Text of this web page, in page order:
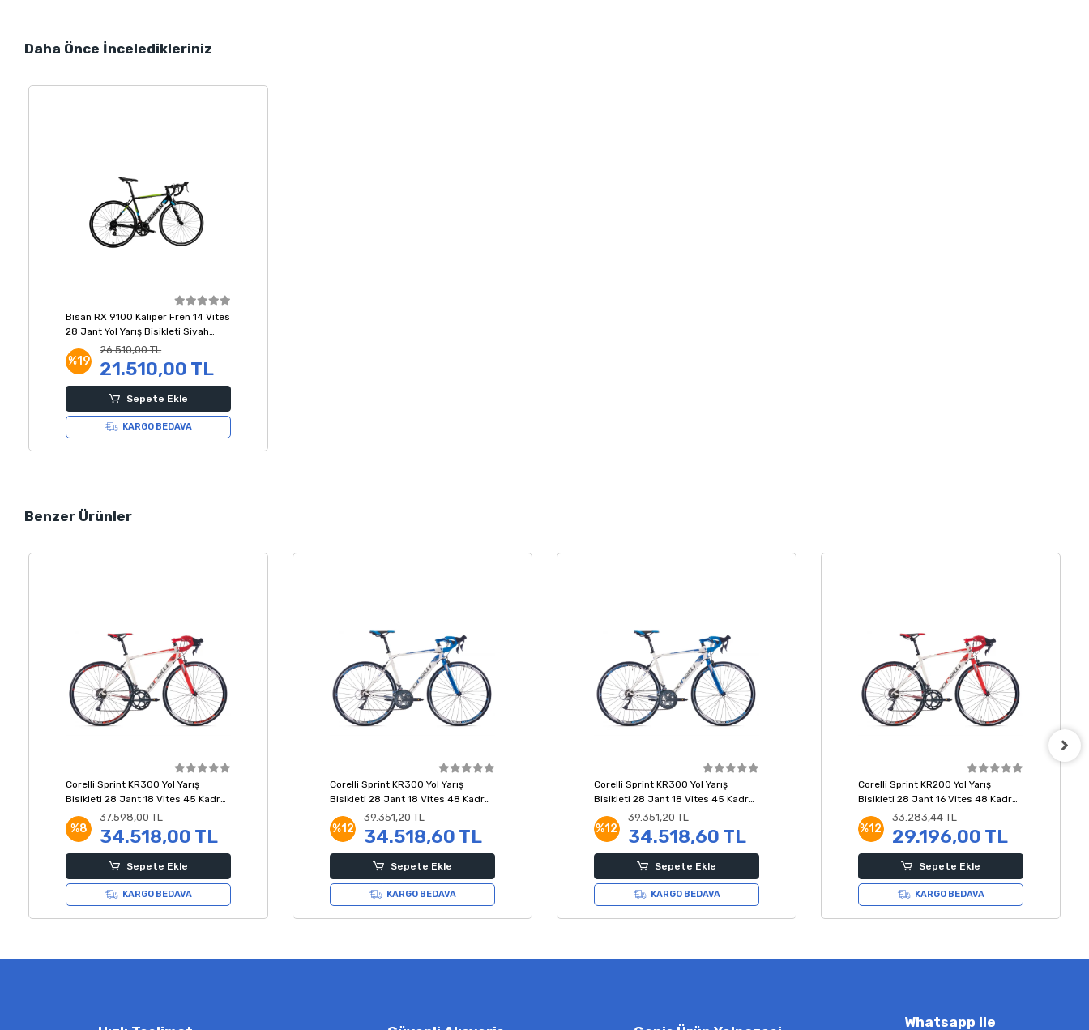
Daha Önce İnceledikleriniz
Bisan RX 9100 Kaliper Fren 14 Vites
28 Jant Yol Yarış Bisikleti Siyah
Yeşil Mavi 51 Kadro
%19
26.510,00 TL
21.510,00 TL
Sepete Ekle
KARGO BEDAVA
Benzer Ürünler
Corelli Sprint KR300 Yol Yarış
Bisikleti 28 Jant 18 Vites 45 Kadro
Beyaz Kırmızı
%8
37.598,00 TL
34.518,00 TL
Sepete Ekle
KARGO BEDAVA
Corelli Sprint KR300 Yol Yarış
Bisikleti 28 Jant 18 Vites 48 Kadro
Beyaz Mavi Gri
%12
39.351,20 TL
34.518,60 TL
Sepete Ekle
KARGO BEDAVA
Corelli Sprint KR300 Yol Yarış
Bisikleti 28 Jant 18 Vites 45 Kadro
Beyaz Mavi Gri
%12
39.351,20 TL
34.518,60 TL
Sepete Ekle
KARGO BEDAVA
Corelli Sprint KR200 Yol Yarış
Bisikleti 28 Jant 16 Vites 48 Kadro
Beyaz Kırmızı Gri
%12
33.283,44 TL
29.196,00 TL
Sepete Ekle
KARGO BEDAVA
Whatsapp ile